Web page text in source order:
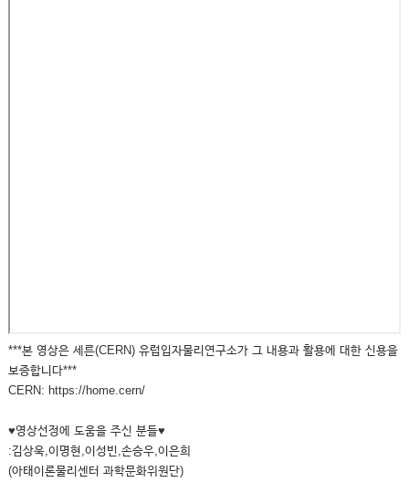
***본 영상은 세른(CERN) 유럽입자물리연구소가 그 내용과 활용에 대한 신용을
보증합니다***
CERN: https://home.cern/
♥영상선정에 도움을 주신 분들♥
:김상욱,이명현,이성빈,손승우,이은희
(아태이론물리센터 과학문화위원단)